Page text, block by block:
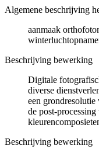
Algemene beschrijving
aanmaak
Beschrijving bewerking
Digitale
diverse
een
de post-
Beschrijving bewerking